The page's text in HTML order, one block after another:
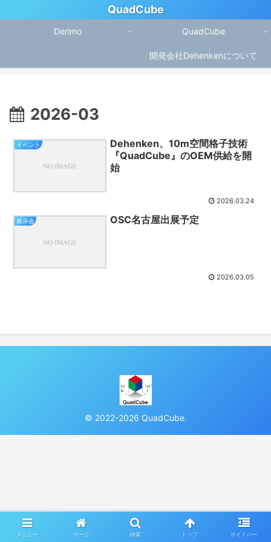
QuadCube
Derimo QuadCube
開発会社Dehenkenについて
2026-03
イベント
Dehenken、10m空間格子技術
『QuadCube』のOEM供給を開
始
2026.03.24
展示会 OSC名古屋出展予定
2026.03.05
© 2022-2026 QuadCube.
メニュー ホーム 検索 トップ サイドバー